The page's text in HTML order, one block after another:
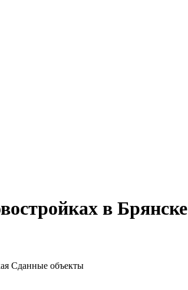
в Брянске
Сданные объекты